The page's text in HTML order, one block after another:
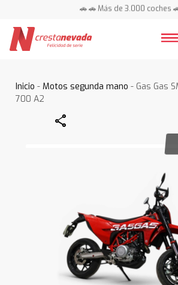
🚗 🚗 Más de 3.000 coches
Inicio -Motos segunda mano - Gas Gas
700 A2
Share